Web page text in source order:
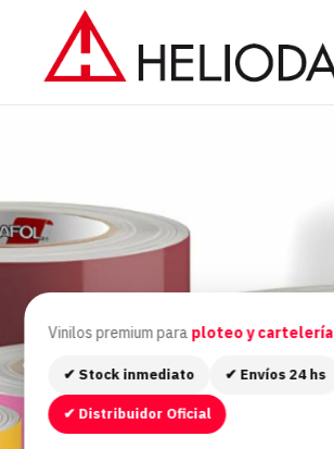
Vinilos premium para ploteo y cartelería
✔ Stock inmediato ✔ Envíos 24 hs
✔ Distribuidor Oficial